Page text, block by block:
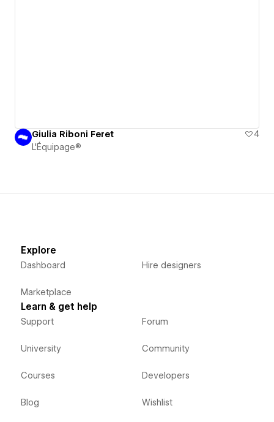
Giulia Riboni Feret
4
L'Équipage®
Explore
Dashboard
Marketplace
Hire designers
Learn & get help
Support
University
Courses
Blog
Forum
Community
Developers
Wishlist